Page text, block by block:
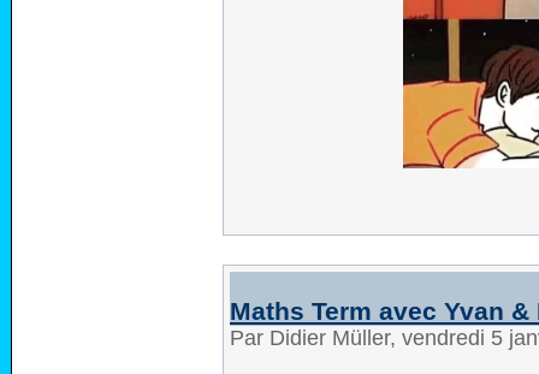
Maths Term avec Yvan
Par Didier Müller, vendredi 5